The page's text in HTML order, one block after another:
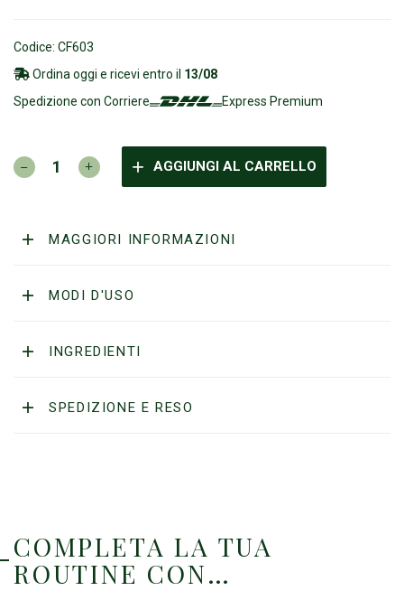
Codice: CF603
Ordina oggi e ricevi entro il 13/08
Spedizione con Corriere
Express Premium
CAPTAIN
FAWCETT
per
Sandalo
AGGIUNGI AL CARRELLO
MAGGIORI INFORMAZIONI
MODI D'USO
INGREDIENTI
SPEDIZIONE E RESO
COMPLETA LA TUA
ROUTINE CON…